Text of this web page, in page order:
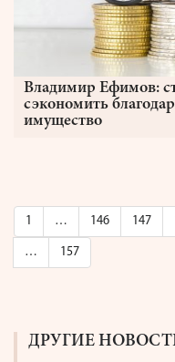
Владимир Ефимов:
сэкономить
имущество
1 … 146 147
… 157
ДРУГИЕ